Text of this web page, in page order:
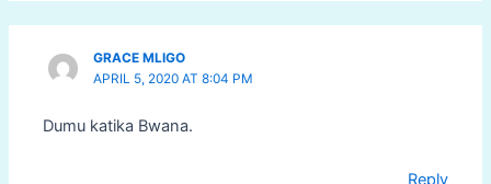
GRACE MLIGO
APRIL 5, 2020 AT 8:04 PM
Dumu katika Bwana.
Reply